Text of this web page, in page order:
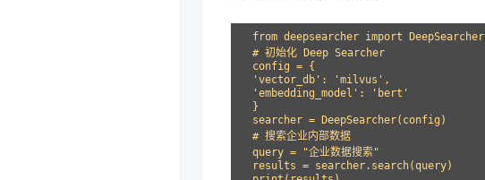
from deepsearcher import DeepSearcher
# 初始化 Deep Searcher
config = {
'vector_db': 'milvus',
'embedding_model': 'bert'
}
searcher = DeepSearcher(config)
# 搜索企业内部数据
query = "企业数据搜索"
results = searcher.search(query)